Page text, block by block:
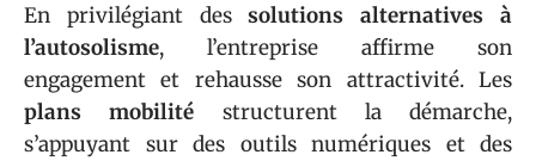
En privilégiant dessolutions alternatives à
l’autosolisme, l’entreprise affirme son
engagement et rehausse son attractivité. Les
plans mobilité structurent la démarche,
s’appuyant sur des outils numériques et des